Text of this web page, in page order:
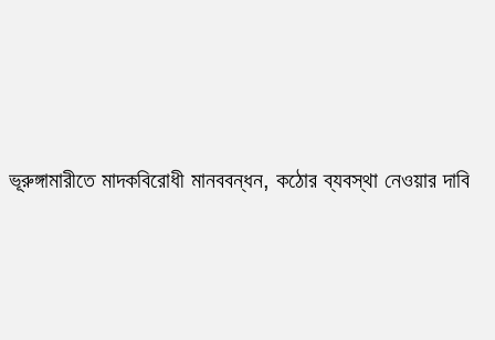
ভূরুঙ্গামারীতে মাদকবিরোধী মানববন্ধন, কঠোর ব্যবস্থা নেওয়ার দাবি